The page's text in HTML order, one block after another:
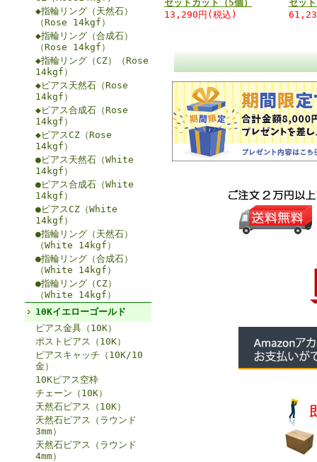
◆指輪リング（天然石）
（Rose 14kgf）
◆指輪リング（合成石）
（Rose 14kgf）
◆指輪リング（CZ）（Rose
14kgf）
◆ピアス天然石（Rose
14kgf）
◆ピアス合成石（Rose
14kgf）
◆ピアスCZ（Rose
14kgf）
●ピアス天然石（White
14kgf）
●ピアス合成石（White
14kgf）
●ピアスCZ（White
14kgf）
●指輪リング（天然石）
（White 14kgf）
●指輪リング（合成石）
（White 14kgf）
●指輪リング（CZ）
（White 14kgf）
10Kイエローゴールド
ピアス金具（10K）
ポストピアス（10K）
ピアスキャッチ（10K/10
金）
10Kピアス空枠
チェーン（10K）
天然石ピアス（10K）
天然石ピアス（ラウンド
3mm）
天然石ピアス（ラウンド
4mm）
セットカット（5個）
13,290円(税込)
セッ